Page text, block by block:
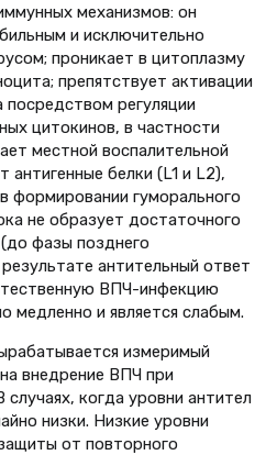
механизмов: он
и исключительно
проникает в цитоплазму
препятствует активации
регуляции
цитокинов, в частности
местной воспалительной
антигенные белки (L1 и L2),
гуморального
не образует достаточного
фазы позднего
антительный ответ
ВПЧ-инфекцию
медленно и является слабым.
измеримый
внедрение ВПЧ при
когда уровни антител
низки. Низкие уровни
от повторного